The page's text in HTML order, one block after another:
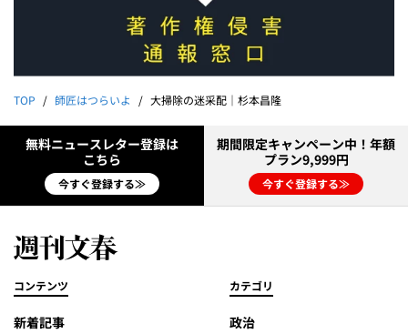
TOP 師匠はつらいよ 大掃除の迷采配｜杉本昌隆
無料ニュースレター登録は
こちら
今すぐ登録する≫
期間限定キャンペーン中！年額
プラン9,999円
今すぐ登録する≫
コンテンツ
新着記事
カテゴリ
政治